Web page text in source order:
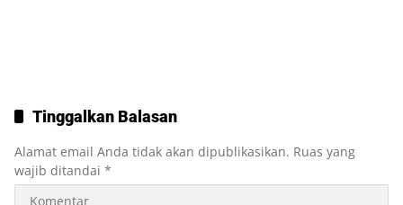
Tinggalkan Balasan
Alamat email Anda tidak akan dipublikasikan. Ruas yang
wajib ditandai *